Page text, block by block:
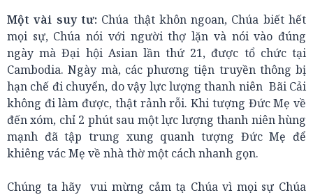
Một vài suy tư: Chúa thật khôn ngoan, Chúa biết hết
mọi sự, Chúa nói với người thợ lặn và nói vào đúng
ngày mà Đại hội Asian lần thứ 21, được tổ chức tại
Cambodia. Ngày mà, các phương tiện truyền thông bị
hạn chế đi chuyển, do vậy lực lượng thanh niên Bãi Cải
không đi làm được, thật rảnh rỗi. Khi tượng Đức Mẹ về
đến xóm, chỉ 2 phút sau một lực lượng thanh niên hùng
mạnh đã tập trung xung quanh tượng Đức Mẹ để
khiêng vác Mẹ về nhà thờ một cách nhanh gọn.
Chúng ta hãy vui mừng cảm tạ Chúa vì mọi sự Chúa